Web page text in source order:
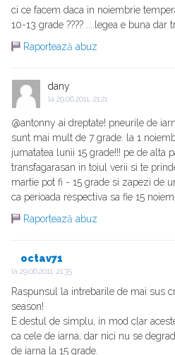
ci ce facem daca in noiembrie
10-13 grade ???? ....legea e buna dar
Raportează abuz
dany
la 29.06.2011, 21:21
@antonny ai dreptate! pneurile de
sunt mai mult de 7 grade. la 1
jumatatea lunii 15 grade!!! pe de alta
transfagarasan in toiul verii si te
martie pot fi - 15 grade si zapezi de
ca perioada respectiva sa fie 15
Raportează abuz
octav71
la 29.06.2011, 21:35
Raspunsul la intrebarile de mai sus
season!
E destul de simplu, in mod clar
ca cele de iarna, dar nici nu se
de iarna la 15 grade.